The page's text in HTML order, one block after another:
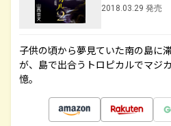
2018.03.29 発売
子供の頃から夢見ていた南の島に
が、島で出合うトロピカルでマジ
憶。